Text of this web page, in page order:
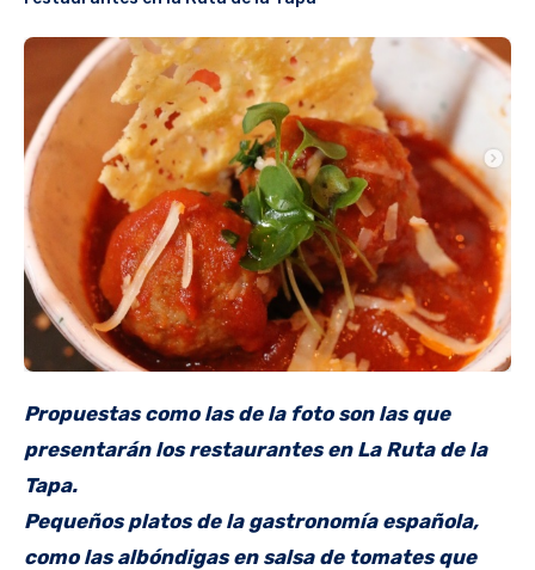
Propuestas como las de la foto son las que
presentarán los restaurantes en La Ruta de la
Tapa.
Pequeños platos de la gastronomía española,
como las albóndigas en salsa de tomates que